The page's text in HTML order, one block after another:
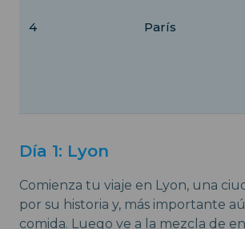
4 París
Día 1: Lyon
Comienza tu viaje en Lyon, una
por su historia y, más importante
comida. Luego ve a la mezcla de